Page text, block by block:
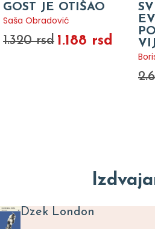
GOST JE OTIŠAO
Saša Obradović
1.320 rsd 1.188 rsd
Dzek London